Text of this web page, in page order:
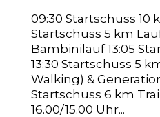
09:30 Startschuss 10
Startschuss 5 km
Bambinilauf 13:05
13:30 Startschuss 5
Walking) &
Startschuss 6 km
16.00/15.00 Uhr...